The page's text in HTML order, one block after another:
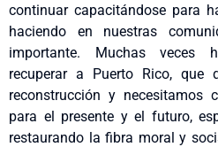
continuar capacitándose para
haciendo en nuestras
importante. Muchas veces
recuperar a Puerto Rico, que
reconstrucción y necesitamos
para el presente y el futuro,
restaurando la fibra moral y